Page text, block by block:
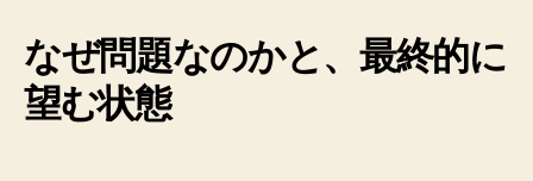
ー
ム
なぜ問題なのかと、最終的に
望む状態